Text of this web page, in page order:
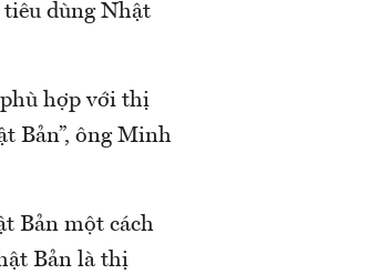
tiêu dùng Nhật
phù hợp với thị
Bản”, ông Minh
Bản một cách
Bản là thị